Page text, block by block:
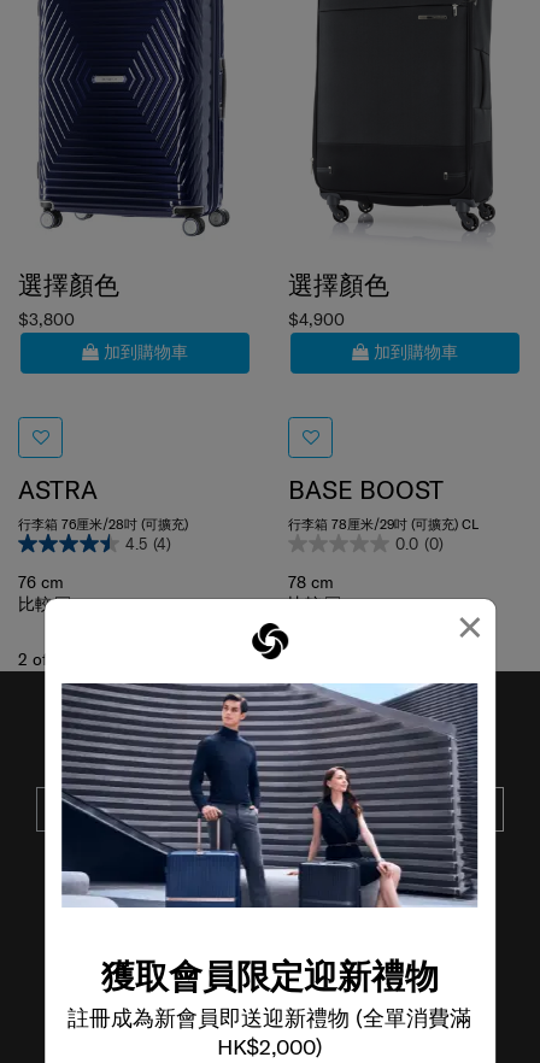
×
獲取會員限定迎新禮物
註冊成為新會員即送迎新禮物 (全單消費滿
HK$2,000)
選擇顏色
$3,800
加到購物車
ASTRA
行李箱 76厘米/28吋 (可擴充)
4.5 (4)
76 cm
比較
選擇顏色
$4,900
加到購物車
BASE BOOST
行李箱 78厘米/29吋 (可擴充) CL
0.0 (0)
78 cm
比較
2 of
接收SAMSONITE的最新消息
提交
了解其他品牌